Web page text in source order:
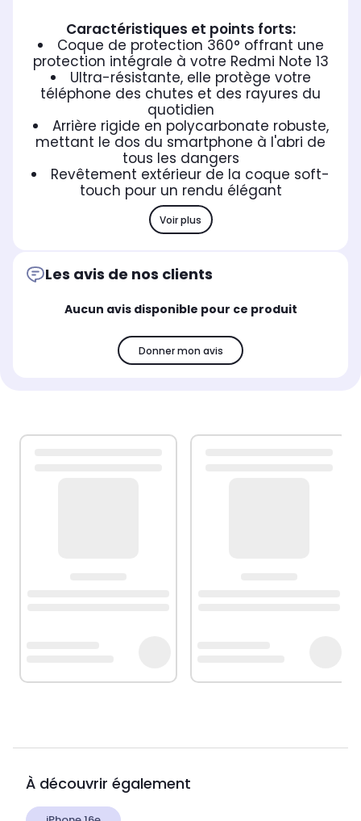
Caractéristiques et points forts:
Coque de protection 360° offrant une
protection intégrale à votre Redmi Note 13
Ultra-résistante, elle protège votre
téléphone des chutes et des rayures du
quotidien
Arrière rigide en polycarbonate robuste,
mettant le dos du smartphone à l'abri de
tous les dangers
Revêtement extérieur de la coque soft-
touch pour un rendu élégant
Voir plus
Les avis de nos clients
Aucun avis disponible pour ce produit
Donner mon avis
À découvrir également